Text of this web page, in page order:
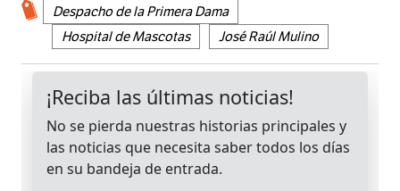
Despacho de la Primera Dama
Hospital de Mascotas
José Raúl Mulino